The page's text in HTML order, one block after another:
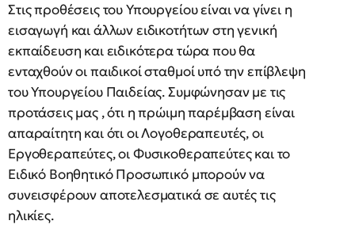
Στις προθέσεις του Υπουργείου είναι να γίνει η
εισαγωγή και άλλων ειδικοτήτων στη γενική
εκπαίδευση και ειδικότερα τώρα που θα
ενταχθούν οι παιδικοί σταθμοί υπό την επίβλεψη
του Υπουργείου Παιδείας. Συμφώνησαν με τις
προτάσεις μας , ότι η πρώιμη παρέμβαση είναι
απαραίτητη και ότι οι Λογοθεραπευτές, οι
Εργοθεραπεύτες, οι Φυσικοθεραπεύτες και το
Ειδικό Βοηθητικό Προσωπικό μπορούν να
συνεισφέρουν αποτελεσματικά σε αυτές τις
ηλικίες.